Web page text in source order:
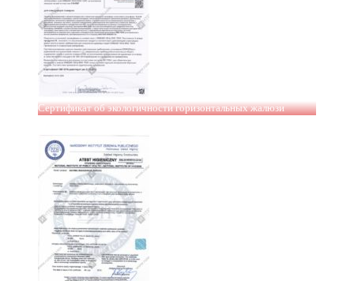
Сертификат об экологичности горизонтальных жалюзи